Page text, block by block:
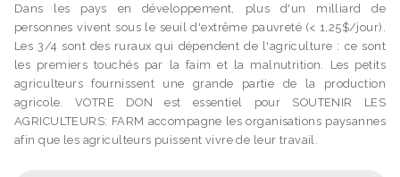
Dans les pays en développement, plus d'un milliard de
personnes vivent sous le seuil d'extrême pauvreté (< 1,25$/jour).
Les 3/4 sont des ruraux qui dépendent de l'agriculture : ce sont
les premiers touchés par la faim et la malnutrition. Les petits
agriculteurs fournissent une grande partie de la production
agricole. VOTRE DON est essentiel pour SOUTENIR LES
AGRICULTEURS: FARM accompagne les organisations paysannes
afin que les agriculteurs puissent vivre de leur travail.